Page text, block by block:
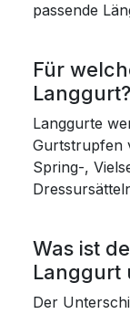
passende
Für
Langgurt?
Langgurte
Gurtstrupfen
Spring-,
Was ist
Langgurt
Der